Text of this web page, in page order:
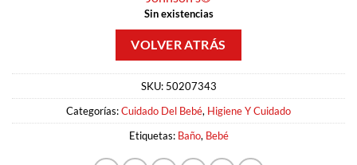
Sin existencias
SKU: 50207343
Categorías:Cuidado Del Bebé, Higiene Y Cuidado
Etiquetas: Baño, Bebé